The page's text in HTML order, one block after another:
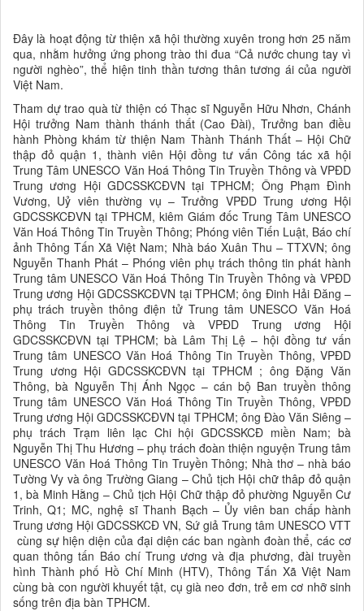
Đây là hoạt động từ thiện xã hội thường xuyên trong hơn 25 năm
qua, nhằm hưởng ứng phong trào thi đua “Cả nước chung tay vì
người nghèo”, thể hiện tinh thần tương thân tương ái của người
Việt Nam.
Tham dự trao quà từ thiện có Thạc sĩ Nguyễn Hữu Nhơn, Chánh
Hội trưởng Nam thành thánh thất (Cao Đài), Trưởng ban điều
hành Phòng khám từ thiện Nam Thành Thánh Thất – Hội Chữ
thập đỏ quận 1, thành viên Hội đồng tư vấn Công tác xã hội
Trung Tâm UNESCO Văn Hoá Thông Tin Truyền Thông và VPĐD
Trung ương Hội GDCSSKCĐVN tại TPHCM; Ông Phạm Đình
Vương, Uỷ viên thường vụ – Trưởng VPĐD Trung ương Hội
GDCSSKCĐVN tại TPHCM, kiêm Giám đốc Trung Tâm UNESCO
Văn Hoá Thông Tin Truyền Thông; Phóng viên Tiến Luật, Báo chí
ảnh Thông Tấn Xã Việt Nam; Nhà báo Xuân Thu – TTXVN; ông
Nguyễn Thanh Phát – Phóng viên phụ trách thông tin phát hành
Trung tâm UNESCO Văn Hoá Thông Tin Truyền Thông và VPĐD
Trung ương Hội GDCSSKCĐVN tại TPHCM; ông Đinh Hải Đăng –
phụ trách truyền thông điện tử Trung tâm UNESCO Văn Hoá
Thông Tin Truyền Thông và VPĐD Trung ương Hội
GDCSSKCĐVN tại TPHCM; bà Lâm Thị Lệ – hội đồng tư vấn
Trung tâm UNESCO Văn Hoá Thông Tin Truyền Thông, VPĐD
Trung ương Hội GDCSSKCĐVN tại TPHCM ; ông Đặng Văn
Thông, bà Nguyễn Thị Ánh Ngọc – cán bộ Ban truyền thông
Trung tâm UNESCO Văn Hoá Thông Tin Truyền Thông, VPĐD
Trung ương Hội GDCSSKCĐVN tại TPHCM; ông Đào Văn Siêng –
phụ trách Trạm liên lạc Chi hội GDCSSKCĐ miền Nam; bà
Nguyễn Thị Thu Hương – phụ trách đoàn thiện nguyện Trung tâm
UNESCO Văn Hoá Thông Tin Truyền Thông; Nhà thơ – nhà báo
Tường Vy và ông Trường Giang – Chủ tịch Hội chữ thâp đỏ quận
1, bà Minh Hằng – Chủ tịch Hội Chữ thập đỏ phường Nguyễn Cư
Trinh, Q1; MC, nghệ sĩ Thanh Bạch – Ủy viên ban chấp hành
Trung ương Hội GDCSSKCĐ VN, Sứ giả Trung tâm UNESCO VTT
cùng sự hiện diện của đại diện các ban ngành đoàn thể, các cơ
quan thông tấn Báo chí Trung ương và địa phương, đài truyền
hình Thành phố Hồ Chí Minh (HTV), Thông Tấn Xã Việt Nam
cùng bà con người khuyết tật, cụ già neo đơn, trẻ em cơ nhỡ sinh
sống trên địa bàn TPHCM.